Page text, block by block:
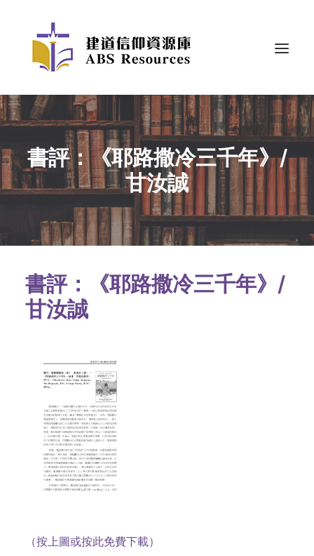
書評：《耶路撒冷三千年》/
甘汝誠
書評：《耶路撒冷三千年》/
甘汝誠
（按上圖或按此免費下載）